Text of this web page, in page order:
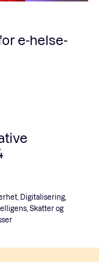
e-helse-
Digitalisering,
Skatter og